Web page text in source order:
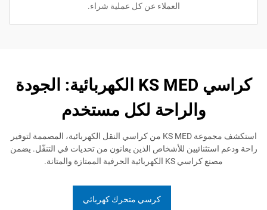
العملاء عن كل عملية شراء.
كراسي KS MED الكهربائية: الجودة
والراحة لكل مستخدم
استكشف مجموعة KS MED من كراسي النقل الكهربائية، المصممة لتوفير
للأشخاص الذين يعانون من تحديات في التنقّل. يضمن
كرسي متحرك كهربائي